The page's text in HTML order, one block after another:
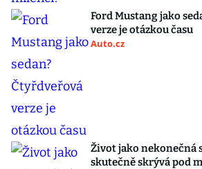
Ford Mustang jako
verze je otázkou času
Auto.cz
Život jako nekonečná
skutečně skrývá pod